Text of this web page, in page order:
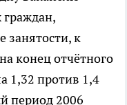
занятости, к
конец отчётного
1,32 против 1,4
период 2006